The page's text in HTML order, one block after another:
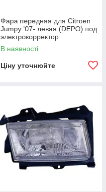
Фара передняя для Citroen
Jumpy '07- левая (DEPO) под
электрокорректор
В наявності
Ціну уточнюйте